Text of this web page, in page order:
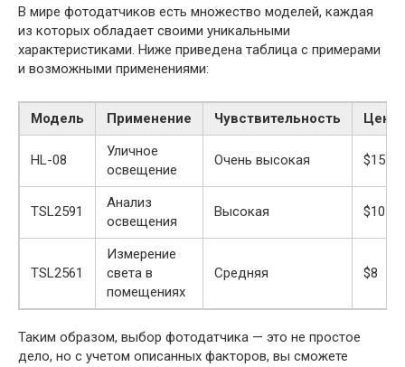
В мире фотодатчиков есть множество моделей, каждая
из которых обладает своими уникальными
характеристиками. Ниже приведена таблица с примерами
и возможными применениями:
Модель Применение Чувствительность Цена
HL-08
Уличное
освещение
Очень высокая $15
TSL2591
Анализ
освещения
Высокая $10
TSL2561
Измерение
света в
помещениях
Средняя $8
Таким образом, выбор фотодатчика — это не простое
дело, но с учетом описанных факторов, вы сможете